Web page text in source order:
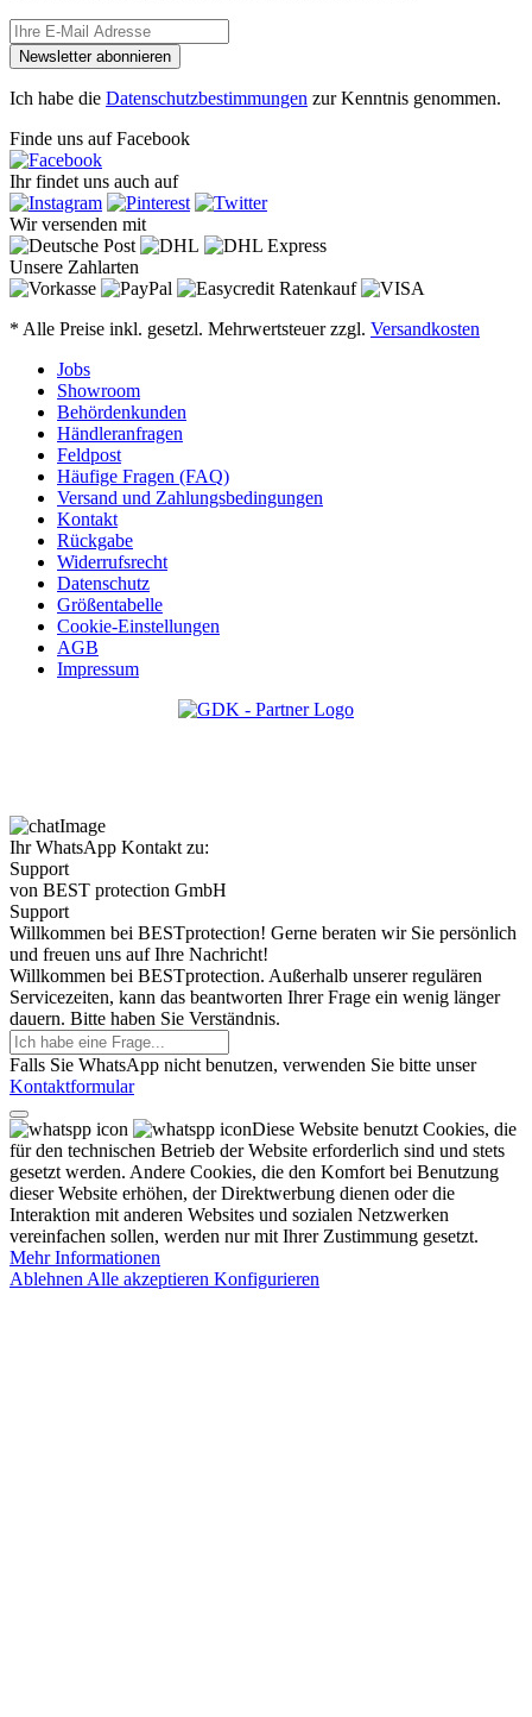
Newsletter abonnieren
Ich habe die Datenschutzbestimmungen zur Kenntnis genommen.
Finde uns auf Facebook
Ihr findet uns auch auf
Wir versenden mit
Unsere Zahlarten
* Alle Preise inkl. gesetzl. Mehrwertsteuer zzgl. Versandkosten
Jobs
Showroom
Behördenkunden
Händleranfragen
Feldpost
Häufige Fragen (FAQ)
Versand und Zahlungsbedingungen
Kontakt
Rückgabe
Widerrufsrecht
Datenschutz
Größentabelle
Cookie-Einstellungen
AGB
Impressum
Ihr WhatsApp Kontakt zu:
Support
von BEST protection GmbH
Support
Willkommen bei BESTprotection! Gerne beraten wir Sie persönlich
und freuen uns auf Ihre Nachricht!
Willkommen bei BESTprotection. Außerhalb unserer regulären
Servicezeiten, kann das beantworten Ihrer Frage ein wenig länger
dauern. Bitte haben Sie Verständnis.
Falls Sie WhatsApp nicht benutzen, verwenden Sie bitte unser
Kontaktformular
Diese Website benutzt Cookies, die
für den technischen Betrieb der Website erforderlich sind und stets
gesetzt werden. Andere Cookies, die den Komfort bei Benutzung
dieser Website erhöhen, der Direktwerbung dienen oder die
Interaktion mit anderen Websites und sozialen Netzwerken
vereinfachen sollen, werden nur mit Ihrer Zustimmung gesetzt.
Mehr Informationen
Ablehnen Alle akzeptieren Konfigurieren